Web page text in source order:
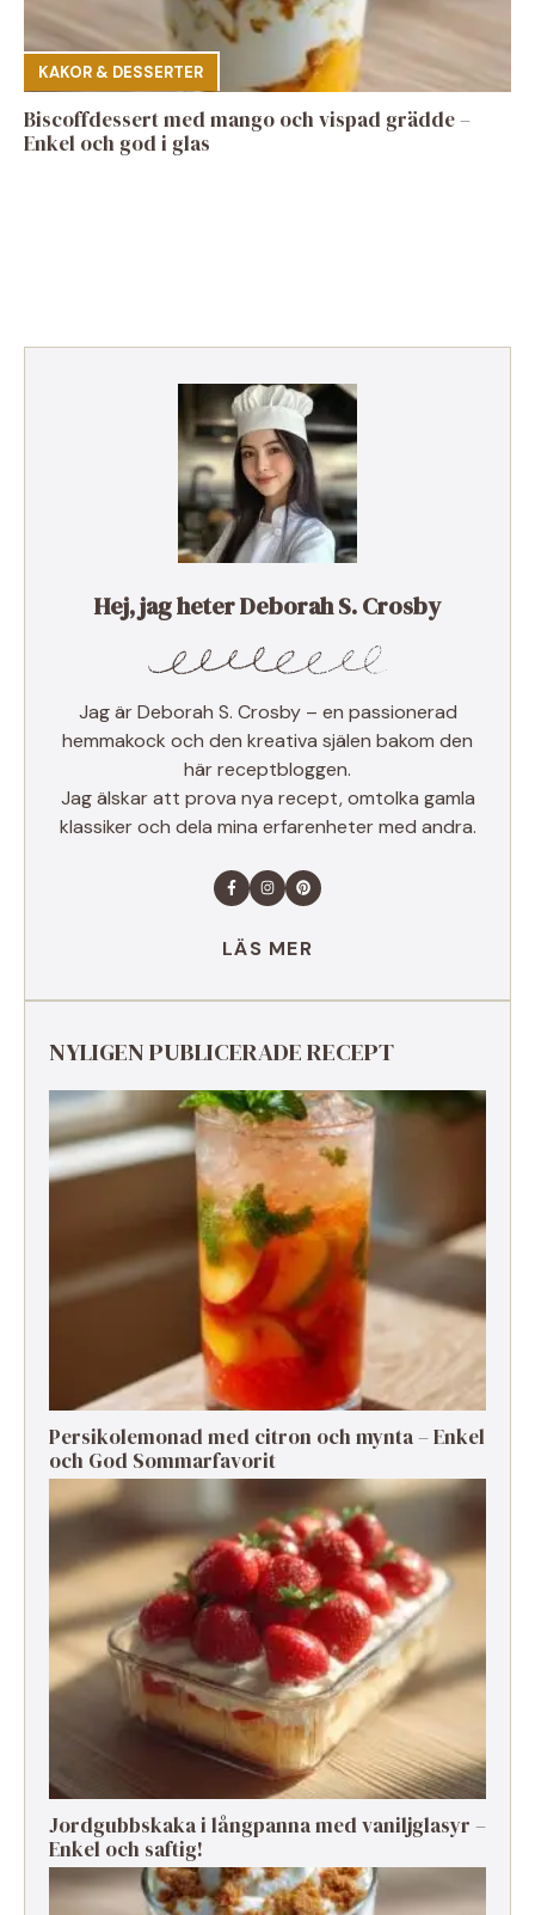
KAKOR & DESSERTER
Biscoffdessert med mango och vispad grädde –
Enkel och god i glas
Hej, jag heter Deborah S. Crosby
Jag är Deborah S. Crosby – en passionerad
hemmakock och den kreativa själen bakom den
här receptbloggen.
Jag älskar att prova nya recept, omtolka gamla
klassiker och dela mina erfarenheter med andra.
LÄS MER
NYLIGEN PUBLICERADE RECEPT
Persikolemonad med citron och mynta – Enkel
och God Sommarfavorit
Jordgubbskaka i långpanna med vaniljglasyr –
Enkel och saftig!